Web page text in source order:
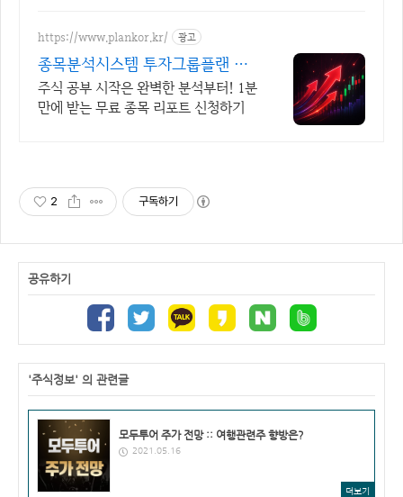
https://www.plankor.kr/ 광고
종목분석시스템 투자그룹플랜 가
입즉시 무료리포트 100%
주식 공부 시작은 완벽한 분석부터! 1분
만에 받는 무료 종목 리포트 신청하기
2 구독하기
공유하기
'주식정보' 의 관련글
모두투어 주가 전망 :: 여행관련주 향방은?
2021.05.16
더보기